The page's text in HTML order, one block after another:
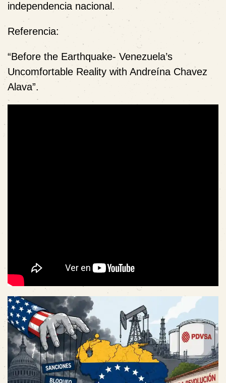
independencia nacional.
Referencia:
“Before the Earthquake- Venezuela’s
Uncomfortable Reality with Andreína Chavez
Alava”.